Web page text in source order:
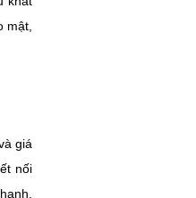
mật,
giá
nối